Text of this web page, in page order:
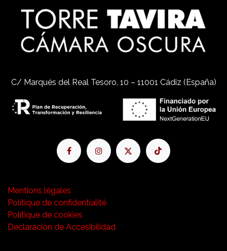
Mentions légales
Polítique de confidentialité
Polítique de cookies
Declaración de Accesibilidad
C/ Marqués del Real Tesoro, 10 – 11001 Cádiz (España)